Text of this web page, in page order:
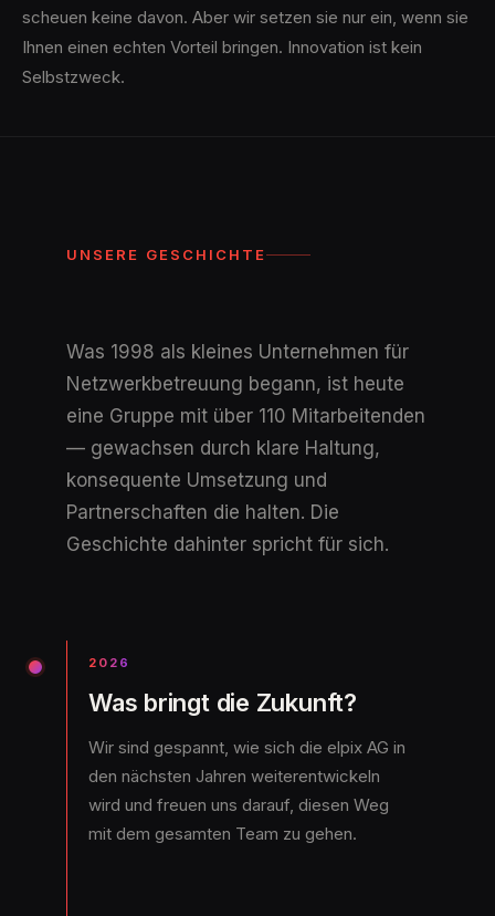
scheuen keine davon. Aber wir setzen sie nur ein, wenn sie
Ihnen einen echten Vorteil bringen. Innovation ist kein
Selbstzweck.
UNSERE GESCHICHTE
Was 1998 als kleines Unternehmen für
Netzwerkbetreuung begann, ist heute
eine Gruppe mit über 110 Mitarbeitenden
— gewachsen durch klare Haltung,
konsequente Umsetzung und
Partnerschaften die halten. Die
Geschichte dahinter spricht für sich.
2026
Was bringt die Zukunft?
Wir sind gespannt, wie sich die elpix AG in
den nächsten Jahren weiterentwickeln
wird und freuen uns darauf, diesen Weg
mit dem gesamten Team zu gehen.